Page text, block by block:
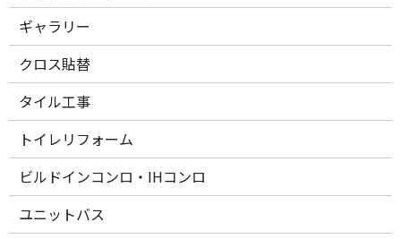
ギャラリー
クロス貼替
タイル工事
トイレリフォーム
ビルドインコンロ・IHコンロ
ユニットバス